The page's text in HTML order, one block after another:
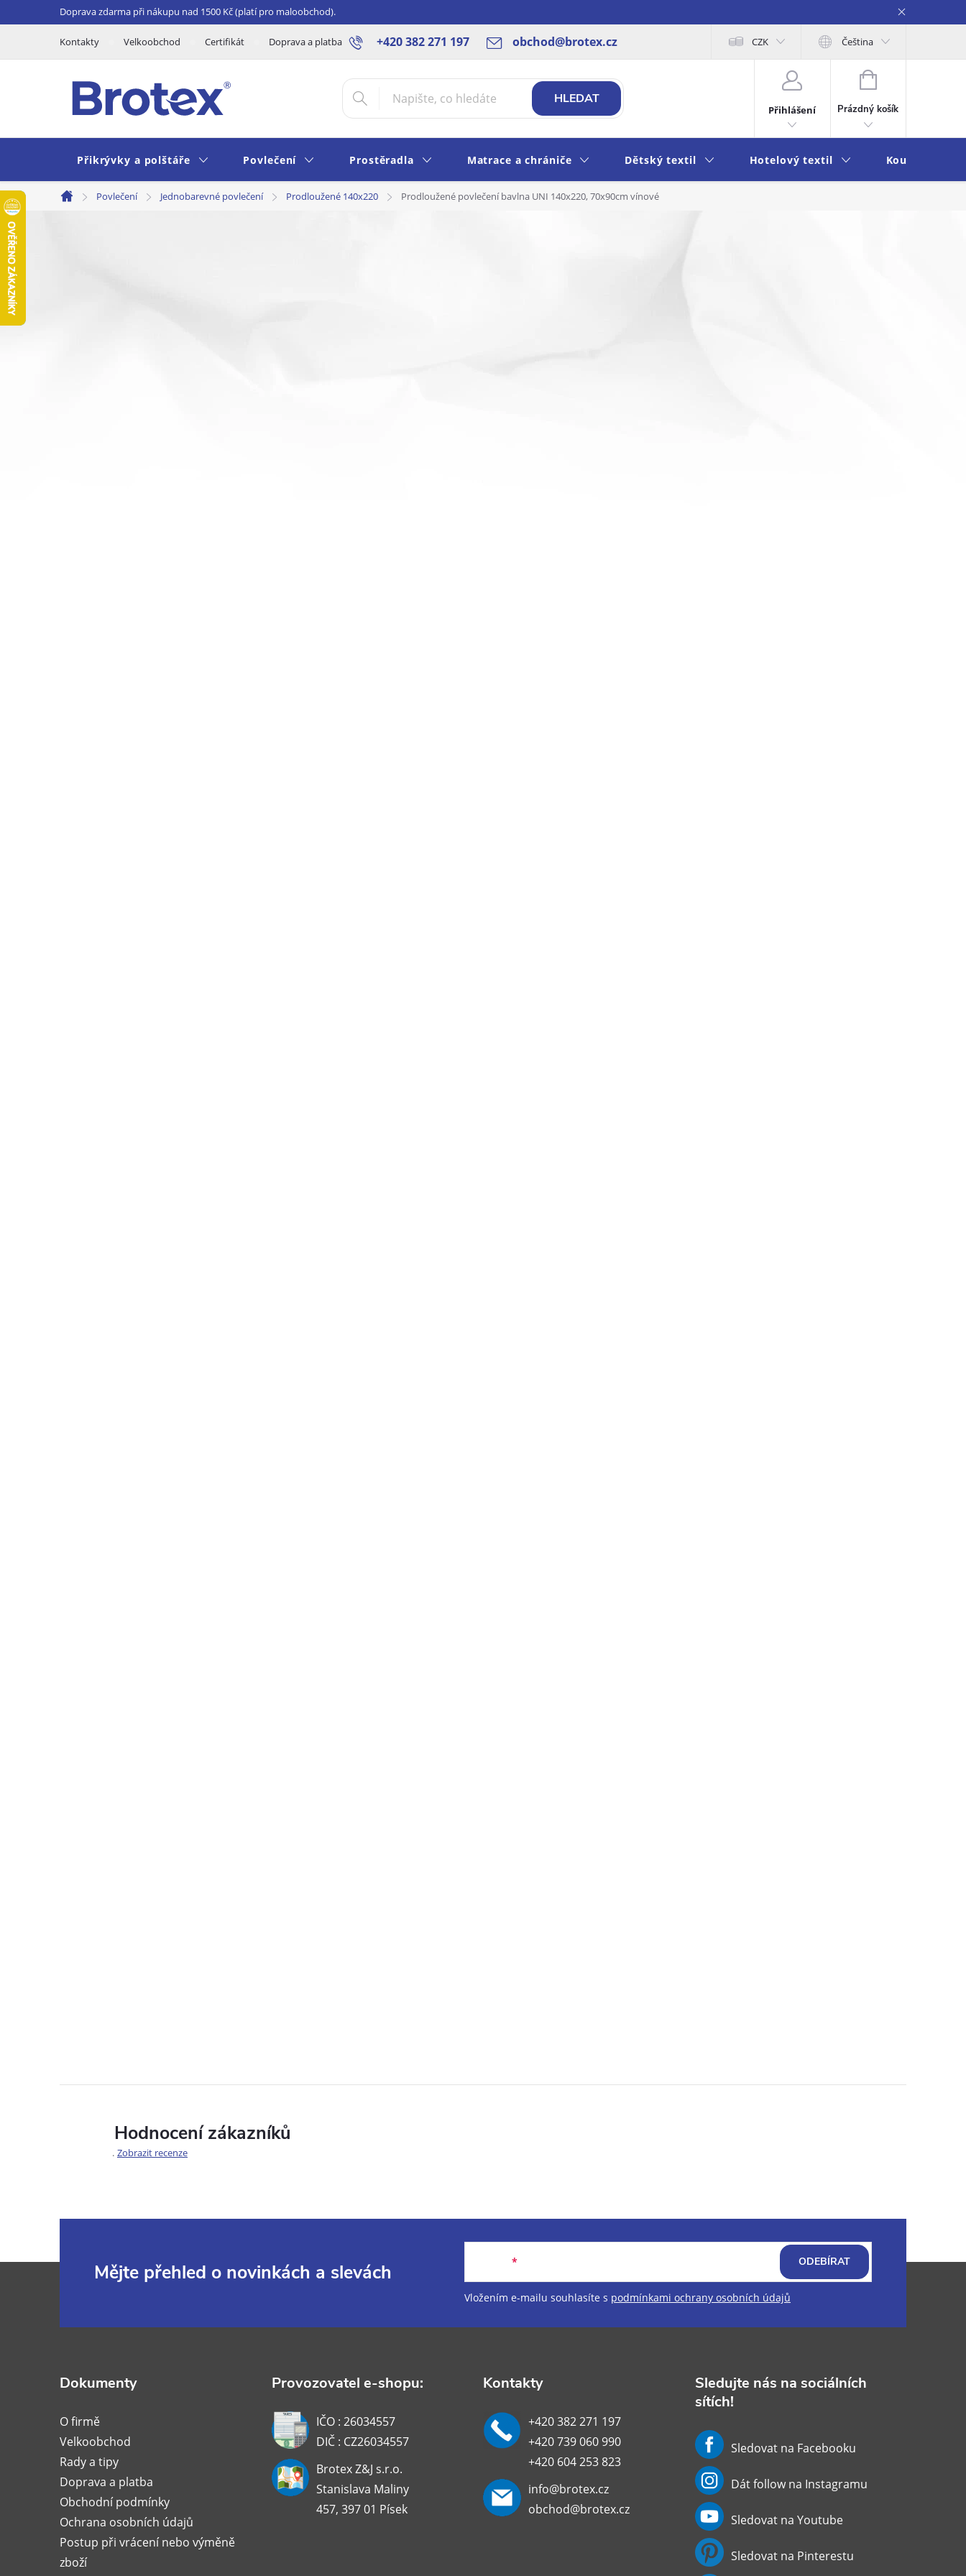
na
Doprava zdarma při nákupu nad 1500 Kč (platí pro maloobchod).
+420 382 271 197 obchod@brotex.cz
Kontakty Velkoobchod Certifikát Doprava a platba Blog Rady a tipy Obchodní podmínky Ochrana osobních údajů Moje objednávka
CZK Čeština
HLEDAT
Přihlášení
NÁKUPNÍ
KOŠÍK
Prázdný košík
Přikrývky a polštáře Povlečení Prostěradla Matrace a chrániče Dětský textil Hotelový textil Koupelna a
Domů
Povlečení Jednobarevné povlečení Prodloužené 140x220 Prodloužené povlečení bavlna UNI 140x220, 70x90cm vínové
Hodnocení zákazníků
Zobrazit recenze
Mějte přehled o novinkách a slevách
Vložením e-mailu souhlasíte s podmínkami ochrany osobních údajů
ODEBÍRAT
Dokumenty
O firmě
Velkoobchod
Rady a tipy
Doprava a platba
Obchodní podmínky
Ochrana osobních údajů
Postup při vrácení nebo výměně
zboží
Provozovatel e-shopu:
IČO : 26034557
DIČ : CZ26034557
Brotex Z&J s.r.o.
Stanislava Maliny
457, 397 01 Písek
Kontakty
+420 382 271 197
+420 739 060 990
+420 604 253 823
info@brotex.cz
obchod@brotex.cz
Sledujte nás na sociálních
sítích!
Sledovat na Facebooku
Dát follow na Instagramu
Sledovat na Youtube
Sledovat na Pinterestu